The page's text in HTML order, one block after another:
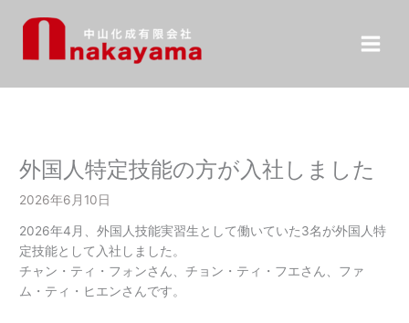
キ
外国人特定技能の方が入社しました
2026年6月10日
2026年4月、外国人技能実習生として働いていた3名が外国人特
定技能として入社しました。
チャン・ティ・フォンさん、チョン・ティ・フエさん、ファ
ム・ティ・ヒエンさんです。